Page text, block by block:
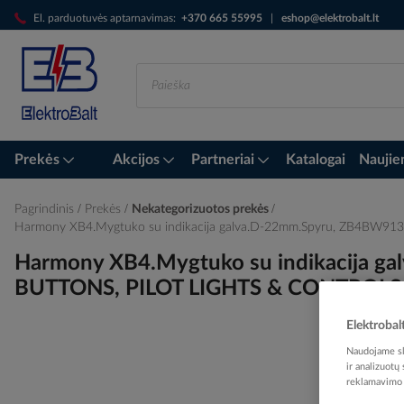
El. parduotuvės aptarnavimas: +370 665 55995 eshop@elektrobalt.lt
Skip
to
Content
Prekės Akcijos Partneriai Katalogai
Pagrindinis Prekės
Nekategorizuotos prekės
Harmony XB4.Mygtuko su indikacija galva.D-22mm.Spyru,
Harmony XB4.Mygtuko su indikacija
BUTTONS, PILOT LIGHTS &
Naudojame
ir analizuotų
reklamavimo